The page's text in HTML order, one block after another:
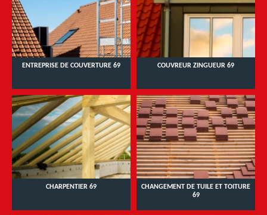
ENTREPRISE DE COUVERTURE 69 COUVREUR ZINGUEUR 69
CHARPENTIER 69
CHANGEMENT DE TUILE ET TOITURE
69